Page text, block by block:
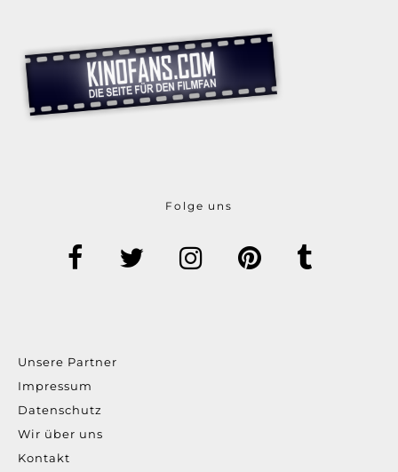
Folge uns
Unsere Partner
Impressum
Datenschutz
Wir über uns
Kontakt